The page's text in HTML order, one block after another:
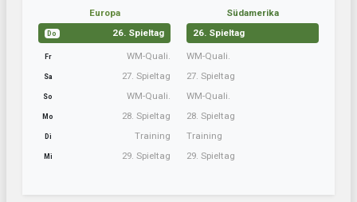
Europa
Do 26. Spieltag
Fr WM-Quali.
Sa 27. Spieltag
So WM-Quali.
Mo 28. Spieltag
Di Training
Mi 29. Spieltag
Südamerika
26. Spieltag
WM-Quali.
27. Spieltag
WM-Quali.
28. Spieltag
Training
29. Spieltag